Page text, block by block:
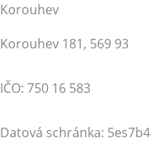
Korouhev
Korouhev 181, 569 93
IČO: 750 16 583
Datová schránka: 5es7b4